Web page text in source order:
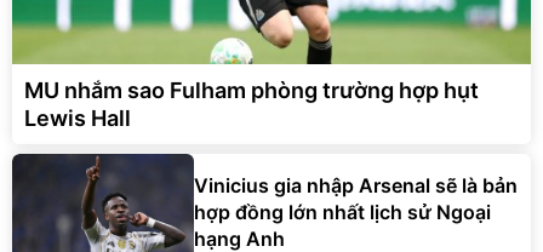
MU nhắm sao Fulham phòng trường hợp hụt
Lewis Hall
Vinicius gia nhập Arsenal sẽ là bản
hợp đồng lớn nhất lịch sử Ngoại
hạng Anh